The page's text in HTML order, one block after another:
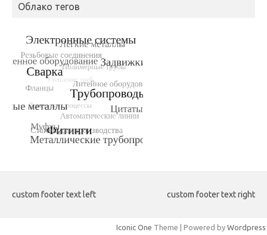
Облако тегов
custom footer text left custom footer text right
Iconic One Theme | Powered by Wordpress